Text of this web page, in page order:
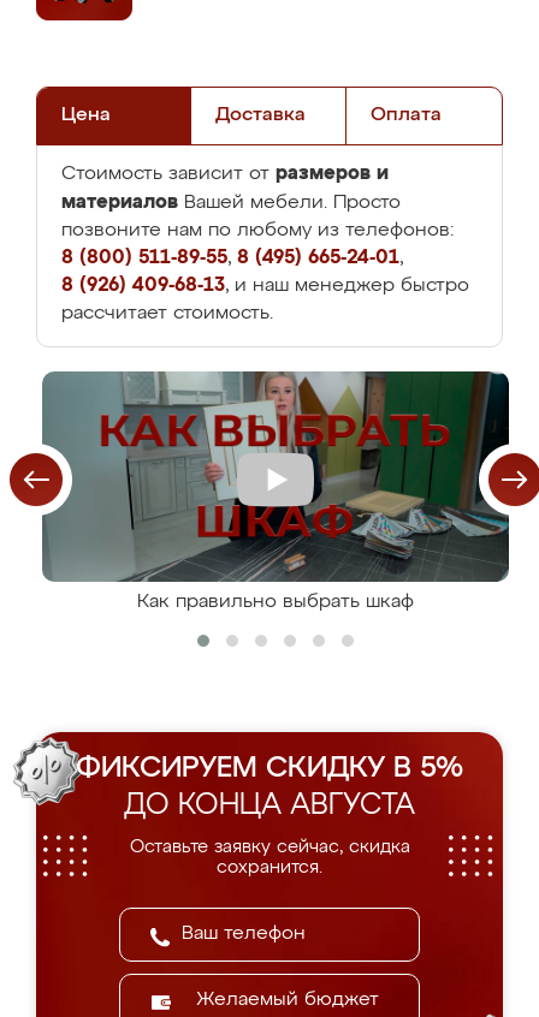
Цена Доставка Оплата
Стоимость зависит от размеров и
материалов Вашей мебели. Просто
позвоните нам по любому из телефонов:
8 (800) 511-89-55, 8 (495) 665-24-01,
8 (926) 409-68-13, и наш менеджер быстро
рассчитает стоимость.
Как правильно выбрать шкаф
ФИКСИРУЕМ СКИДКУ В 5%
ДО КОНЦА АВГУСТА
Оставьте заявку сейчас, скидка
сохранится.
Желаемый бюджет